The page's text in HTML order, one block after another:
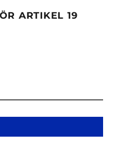
ARTIKEL 19